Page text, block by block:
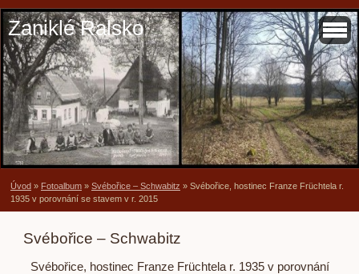
Zaniklé Ralsko
Úvod » Fotoalbum » Svébořice – Schwabitz » Svébořice, hostinec Franze Früchtela r.
1935 v porovnání se stavem v r. 2015
Svébořice – Schwabitz
Svébořice, hostinec Franze Früchtela r. 1935 v porovnání